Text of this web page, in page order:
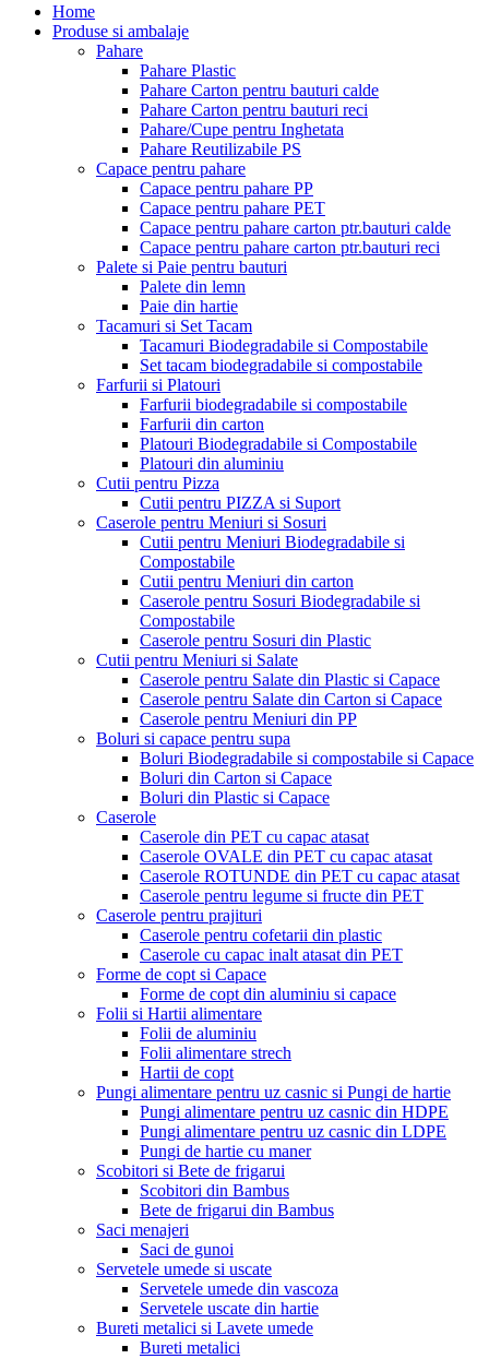
Home
Produse si ambalaje
Pahare
Pahare Plastic
Pahare Carton pentru bauturi calde
Pahare Carton pentru bauturi reci
Pahare/Cupe pentru Inghetata
Pahare Reutilizabile PS
Capace pentru pahare
Capace pentru pahare PP
Capace pentru pahare PET
Capace pentru pahare carton ptr.bauturi calde
Capace pentru pahare carton ptr.bauturi reci
Palete si Paie pentru bauturi
Palete din lemn
Paie din hartie
Tacamuri si Set Tacam
Tacamuri Biodegradabile si Compostabile
Set tacam biodegradabile si compostabile
Farfurii si Platouri
Farfurii biodegradabile si compostabile
Farfurii din carton
Platouri Biodegradabile si Compostabile
Platouri din aluminiu
Cutii pentru Pizza
Cutii pentru PIZZA si Suport
Caserole pentru Meniuri si Sosuri
Cutii pentru Meniuri Biodegradabile si
Compostabile
Cutii pentru Meniuri din carton
Caserole pentru Sosuri Biodegradabile si
Compostabile
Caserole pentru Sosuri din Plastic
Cutii pentru Meniuri si Salate
Caserole pentru Salate din Plastic si Capace
Caserole pentru Salate din Carton si Capace
Caserole pentru Meniuri din PP
Boluri si capace pentru supa
Boluri Biodegradabile si compostabile si Capace
Boluri din Carton si Capace
Boluri din Plastic si Capace
Caserole
Caserole din PET cu capac atasat
Caserole OVALE din PET cu capac atasat
Caserole ROTUNDE din PET cu capac atasat
Caserole pentru legume si fructe din PET
Caserole pentru prajituri
Caserole pentru cofetarii din plastic
Caserole cu capac inalt atasat din PET
Forme de copt si Capace
Forme de copt din aluminiu si capace
Folii si Hartii alimentare
Folii de aluminiu
Folii alimentare strech
Hartii de copt
Pungi alimentare pentru uz casnic si Pungi de hartie
Pungi alimentare pentru uz casnic din HDPE
Pungi alimentare pentru uz casnic din LDPE
Pungi de hartie cu maner
Scobitori si Bete de frigarui
Scobitori din Bambus
Bete de frigarui din Bambus
Saci menajeri
Saci de gunoi
Servetele umede si uscate
Servetele umede din vascoza
Servetele uscate din hartie
Bureti metalici si Lavete umede
Bureti metalici